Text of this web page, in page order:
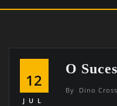
12
JUL
O
By Dino Cross